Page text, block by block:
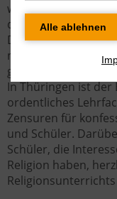
wird Ihr Kind in
die Schule? Kennen
Dann möchte ich
nachfolgenden
geben:
In Thüringen ist der
ordentliches
Zensuren für
und Schüler.
Schüler, die
Religion haben,